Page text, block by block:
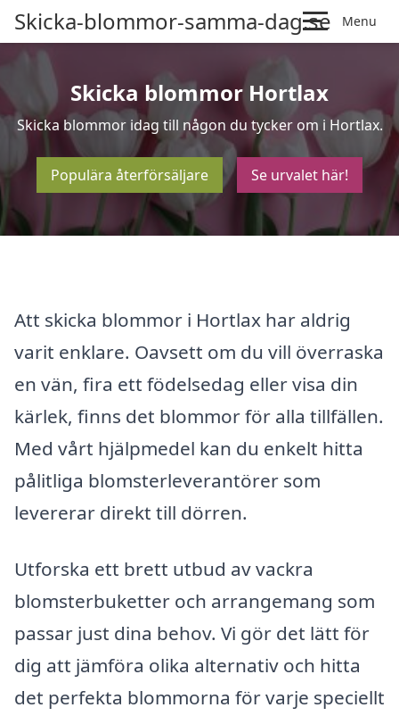
Skicka-blommor-samma-dag.se Menu
Skicka blommor Hortlax
Skicka blommor idag till någon du tycker om i Hortlax.
Populära återförsäljare Se urvalet här!
Att skicka blommor i Hortlax har aldrig
varit enklare. Oavsett om du vill överraska
en vän, fira ett födelsedag eller visa din
kärlek, finns det blommor för alla tillfällen.
Med vårt hjälpmedel kan du enkelt hitta
pålitliga blomsterleverantörer som
levererar direkt till dörren.
Utforska ett brett utbud av vackra
blomsterbuketter och arrangemang som
passar just dina behov. Vi gör det lätt för
dig att jämföra olika alternativ och hitta
det perfekta blommorna för varje speciellt